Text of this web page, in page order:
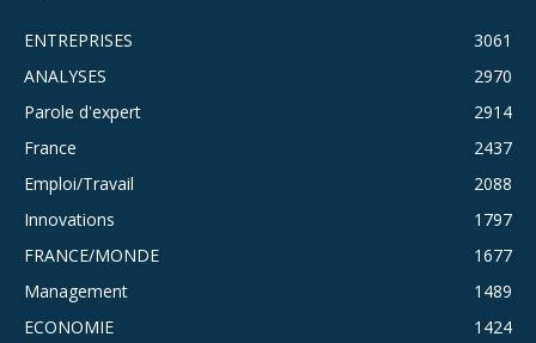
ENTREPRISES
3061
ANALYSES
2970
Parole d'expert
2914
France
2437
Emploi/Travail
2088
Innovations
1797
FRANCE/MONDE
1677
Management
1489
ECONOMIE
1424